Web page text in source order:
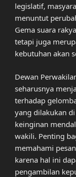
legislatif,
menuntut
Gema suara
tetapi juga
kebutuhan akan
Dewan
seharusnya
terhadap
yang dilakukan
keinginan
wakili. Penting
memahami
karena hal ini
pengambilan